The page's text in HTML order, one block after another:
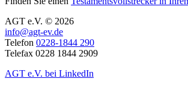
AGT e.V. © 2026
info@agt-ev.de
Telefon 0228-1844 290
Telefax 0228 1844 2909
AGT e.V. bei LinkedIn